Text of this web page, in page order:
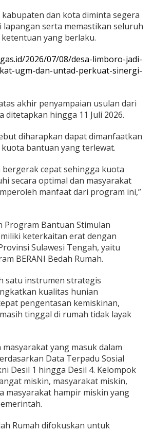
dan kota diminta segera
serta memastikan seluruh
yang berlaku.
2026/07/08/desa-limboro-jadi-
ugm-dan-untad-perkuat-sinergi-
akhir penyampaian usulan dari
hingga 11 Juli 2026.
diharapkan dapat dimanfaatkan
bantuan yang terlewat.
cepat sehingga kuota
secara optimal dan masyarakat
manfaat dari program ini,”
Program Bantuan Stimulan
keterkaitan erat dengan
Sulawesi Tengah, yaitu
BERANI Bedah Rumah.
satu instrumen strategis
kualitas hunian
pengentasan kemiskinan,
tinggal di rumah tidak layak
yang masuk dalam
Data Terpadu Sosial
Desil 1 hingga Desil 4. Kelompok
miskin, masyarakat miskin,
masyarakat hampir miskin yang
Rumah difokuskan untuk